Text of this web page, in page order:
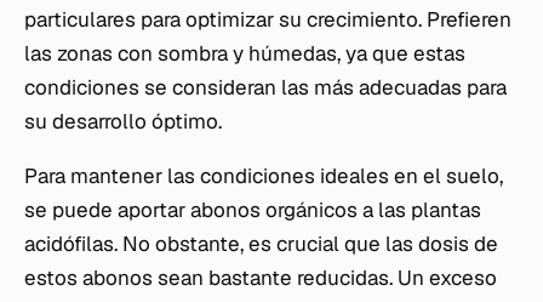
particulares para optimizar su crecimiento. Prefieren
las zonas con sombra y húmedas, ya que estas
condiciones se consideran las más adecuadas para
su desarrollo óptimo.
Para mantener las condiciones ideales en el suelo,
se puede aportar abonos orgánicos a las plantas
acidófilas. No obstante, es crucial que las dosis de
estos abonos sean bastante reducidas. Un exceso